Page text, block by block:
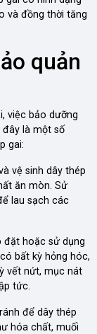
và đồng thời tăng
quản
việc bảo dưỡng
đây là một số
gai:
vệ sinh dây thép
ăn mòn. Sử
lau sạch các
đặt hoặc sử dụng
bất kỳ hỏng hóc,
vết nứt, mục nát
tức.
để dây thép
hóa chất, muối